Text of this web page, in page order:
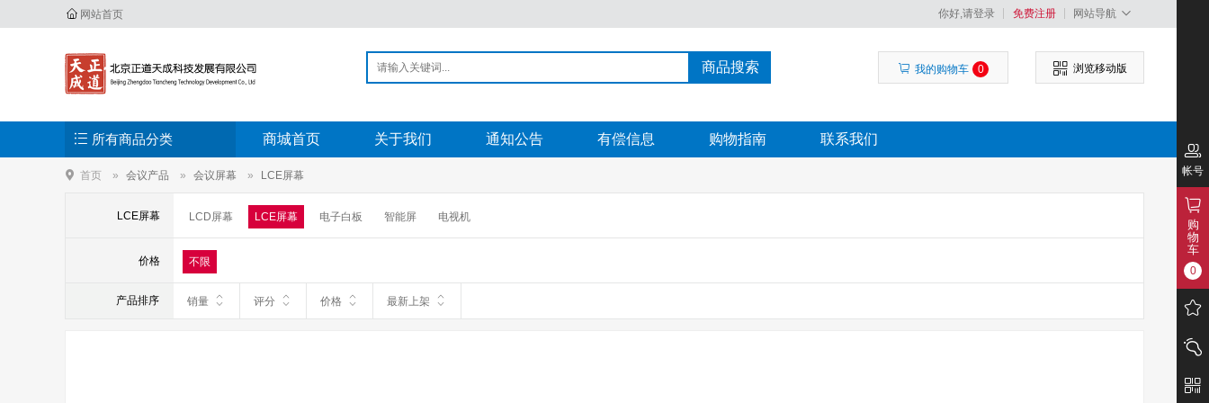
网站首页 你好,请登录 免费注册 网站导航
商品搜索 我的购物车 0 浏览移动版
所有商品分类 商城首页 关于我们 通知公告 有偿信息 购物指南 联系我们
首页 会议产品 会议屏幕 LCE屏幕
LCE屏幕 LCD屏幕 LCE屏幕 电子白板 智能屏 电视机
价格 不限
产品排序 销量 评分 价格 最新上架
帐号
购
物
车
0